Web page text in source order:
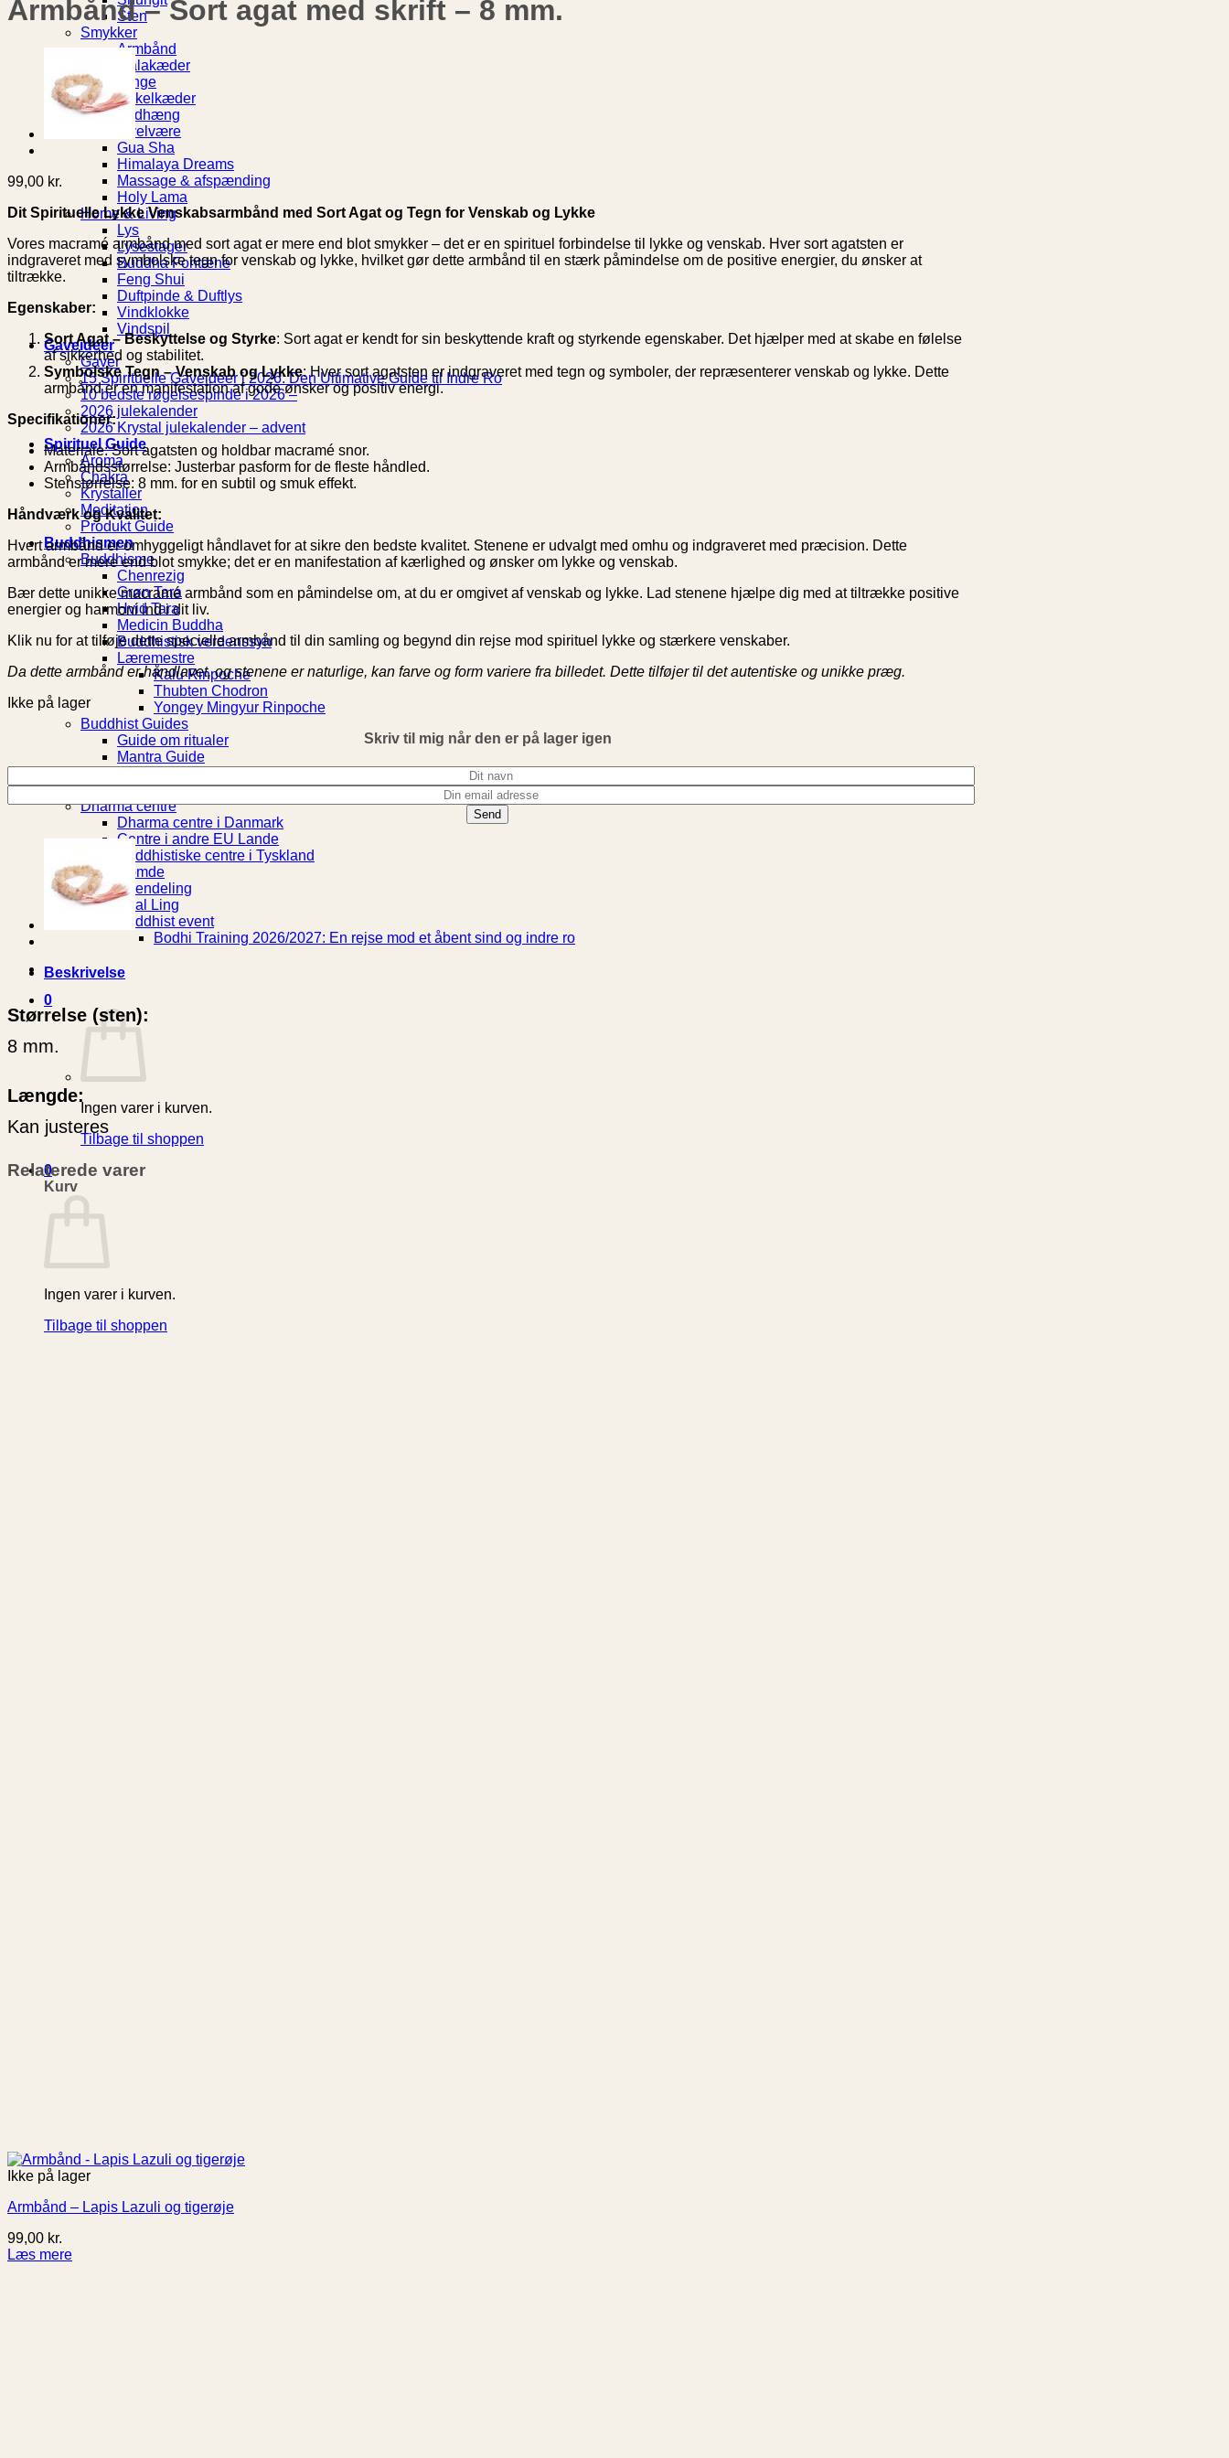
Sten
Smykker
Armbånd
Malakæder
Ringe
Ankelkæder
Vedhæng
Krop & velvære
Gua Sha
Himalaya Dreams
Massage & afspænding
Holy Lama
Home & Living
Lys
Lysestager
Buddha Fontæne
Feng Shui
Duftpinde & Duftlys
Vindklokke
Vindspil
Gaveideer
Gaver
15 Spirituelle Gaveideer i 2026: Den Ultimative Guide til Indre Ro
10 bedste røgelsespinde i 2026 –
2026 julekalender
2026 Krystal julekalender – advent
Spirituel Guide
Aroma
Chakra
Krystaller
Meditation
Produkt Guide
Buddhismen
Buddhisme
Chenrezig
Grøn Tara
Hvid Tara
Medicin Buddha
Buddhistisk verdenssyn
Læremestre
Kalu Rinpoche
Thubten Chodron
Yongey Mingyur Rinpoche
Buddhist Guides
Guide om ritualer
Mantra Guide
Retreats
Dharma centre
Dharma centre i Danmark
Centre i andre EU Lande
Buddhistiske centre i Tyskland
Gomde
Phendeling
Øsal Ling
Buddhist event
Bodhi Training 2026/2027: En rejse mod et åbent sind og indre ro
0
Ingen varer i kurven.
Tilbage til shoppen
0
Kurv
Ingen varer i kurven.
Tilbage til shoppen
Armbånd – Sort agat med skrift – 8 mm.
99,00 kr.
Dit Spirituelle Lykke Venskabsarmbånd med Sort Agat og Tegn for Venskab og Lykke
Vores macramé armbånd med sort agat er mere end blot smykker – det er en spirituel forbindelse til lykke og venskab. Hver sort agatsten er
indgraveret med symbolske tegn for venskab og lykke, hvilket gør dette armbånd til en stærk påmindelse om de positive energier, du ønsker at
tiltrække.
Egenskaber:
Sort Agat – Beskyttelse og Styrke: Sort agat er kendt for sin beskyttende kraft og styrkende egenskaber. Det hjælper med at skabe en følelse
af sikkerhed og stabilitet.
Symbolske Tegn – Venskab og Lykke: Hver sort agatsten er indgraveret med tegn og symboler, der repræsenterer venskab og lykke. Dette
armbånd er en manifestation af gode ønsker og positiv energi.
Specifikationer:
Materiale: Sort agatsten og holdbar macramé snor.
Armbåndsstørrelse: Justerbar pasform for de fleste håndled.
Stenstørrelse: 8 mm. for en subtil og smuk effekt.
Håndværk og Kvalitet:
Hvert armbånd er omhyggeligt håndlavet for at sikre den bedste kvalitet. Stenene er udvalgt med omhu og indgraveret med præcision. Dette
armbånd er mere end blot smykke; det er en manifestation af kærlighed og ønsker om lykke og venskab.
Bær dette unikke macramé armbånd som en påmindelse om, at du er omgivet af venskab og lykke. Lad stenene hjælpe dig med at tiltrække positive
energier og harmoni ind i dit liv.
Klik nu for at tilføje dette specielle armbånd til din samling og begynd din rejse mod spirituel lykke og stærkere venskaber.
Da dette armbånd er håndlavet, og stenene er naturlige, kan farve og form variere fra billedet. Dette tilføjer til det autentiske og unikke præg.
Ikke på lager
Skriv til mig når den er på lager igen
Beskrivelse
Størrelse (sten):
8 mm.
Længde:
Kan justeres
Relaterede varer
Ikke på lager
Armbånd – Lapis Lazuli og tigerøje
99,00 kr.
Læs mere